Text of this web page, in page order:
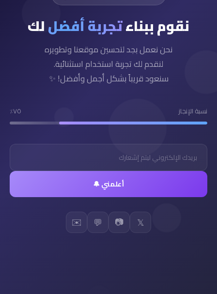
نقوم ببناءتجربة أفضللك
نحن نعمل بجد لتحسين موقعنا وتطويره
لنقدم لك تجربة استخدام استثنائية.
سنعود قريباً بشكل أجمل وأفضل! ✨
نسبة الإنجاز ٧٥٪
أعلمني 🔔
𝕏
📷
💬
✉️